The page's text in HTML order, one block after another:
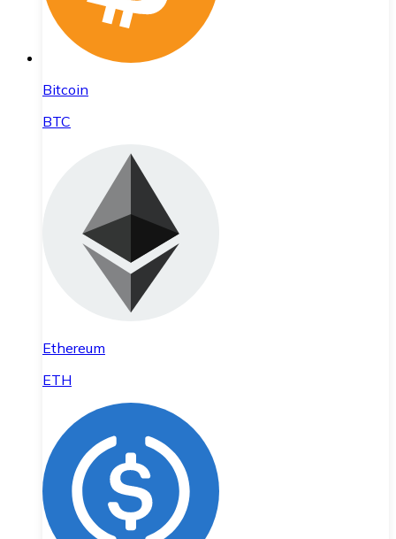
Bitcoin
BTC
Ethereum
ETH